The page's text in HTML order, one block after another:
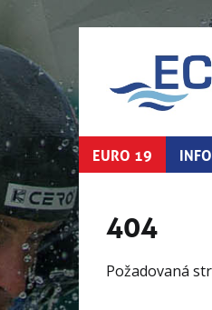
EURO 19 INFO
404
Požadovaná